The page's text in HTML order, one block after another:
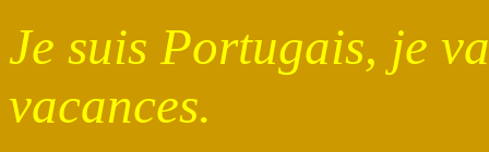
Je suis Portugais, je
vacances.